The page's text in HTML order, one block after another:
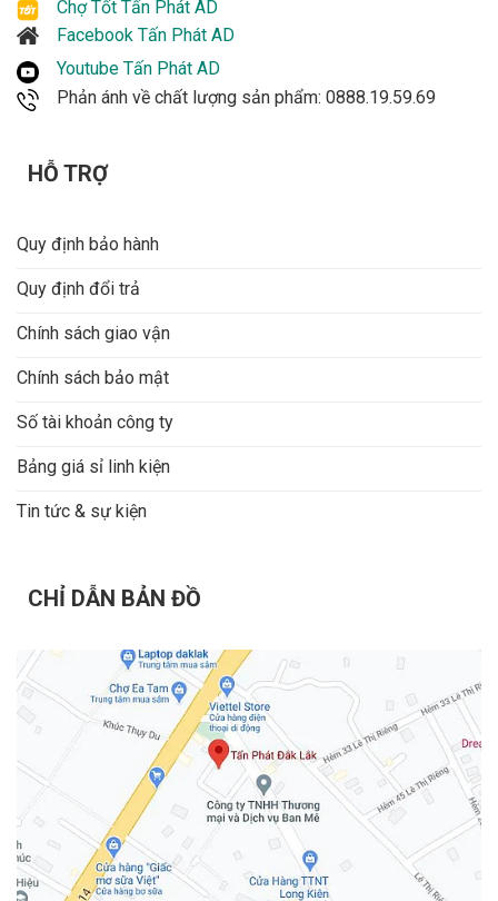
Chợ Tốt Tấn Phát AD
Facebook Tấn Phát AD
Youtube Tấn Phát AD
Phản ánh về chất lượng sản phẩm: 0888.19.59.69
HỖ TRỢ
Quy định bảo hành
Quy định đổi trả
Chính sách giao vận
Chính sách bảo mật
Số tài khoản công ty
Bảng giá sỉ linh kiện
Tin tức & sự kiện
CHỈ DẪN BẢN ĐỒ